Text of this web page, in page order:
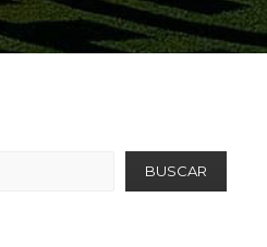
BUSCAR